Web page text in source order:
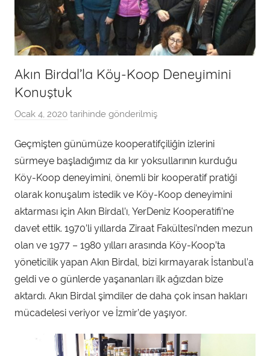
Akın Birdal’la Köy-Koop Deneyimini
Konuştuk
Ocak 4, 2020 tarihinde gönderilmiş
m
i
n
t
a
r
a
d
a
n
Geçmişten günümüze kooperatifçiliğin izlerini
sürmeye başladığımız da kır yoksullarının kurduğu
Köy-Koop deneyimini, önemli bir kooperatif pratiği
olarak konuşalım istedik ve Köy-Koop deneyimini
aktarması için Akın Birdal’ı, YerDeniz Kooperatifi’ne
davet ettik. 1970’li yıllarda Ziraat Fakültesi’nden mezun
olan ve 1977 – 1980 yılları arasında Köy-Koop’ta
yöneticilik yapan Akın Birdal, bizi kırmayarak İstanbul’a
geldi ve o günlerde yaşananları ilk ağızdan bize
aktardı. Akın Birdal şimdiler de daha çok insan hakları
mücadelesi veriyor ve İzmir’de yaşıyor.